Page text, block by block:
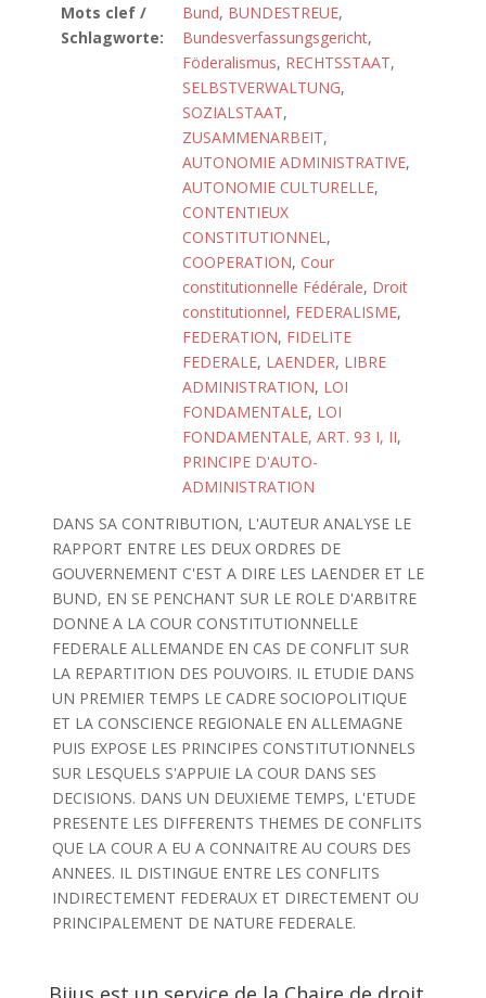
Mots clef /
Schlagworte:
Bund, BUNDESTREUE,
Bundesverfassungsgericht,
Föderalismus, RECHTSSTAAT,
SELBSTVERWALTUNG,
SOZIALSTAAT,
ZUSAMMENARBEIT,
AUTONOMIE ADMINISTRATIVE,
AUTONOMIE CULTURELLE,
CONTENTIEUX
CONSTITUTIONNEL,
COOPERATION, Cour
constitutionnelle Fédérale, Droit
constitutionnel, FEDERALISME,
FEDERATION, FIDELITE
FEDERALE, LAENDER, LIBRE
ADMINISTRATION, LOI
FONDAMENTALE, LOI
FONDAMENTALE, ART. 93 I, II,
PRINCIPE D'AUTO-
ADMINISTRATION
DANS SA CONTRIBUTION, L'AUTEUR ANALYSE LE
RAPPORT ENTRE LES DEUX ORDRES DE
GOUVERNEMENT C'EST A DIRE LES LAENDER ET LE
BUND, EN SE PENCHANT SUR LE ROLE D'ARBITRE
DONNE A LA COUR CONSTITUTIONNELLE
FEDERALE ALLEMANDE EN CAS DE CONFLIT SUR
LA REPARTITION DES POUVOIRS. IL ETUDIE DANS
UN PREMIER TEMPS LE CADRE SOCIOPOLITIQUE
ET LA CONSCIENCE REGIONALE EN ALLEMAGNE
PUIS EXPOSE LES PRINCIPES CONSTITUTIONNELS
SUR LESQUELS S'APPUIE LA COUR DANS SES
DECISIONS. DANS UN DEUXIEME TEMPS, L'ETUDE
PRESENTE LES DIFFERENTS THEMES DE CONFLITS
QUE LA COUR A EU A CONNAITRE AU COURS DES
ANNEES. IL DISTINGUE ENTRE LES CONFLITS
INDIRECTEMENT FEDERAUX ET DIRECTEMENT OU
PRINCIPALEMENT DE NATURE FEDERALE.